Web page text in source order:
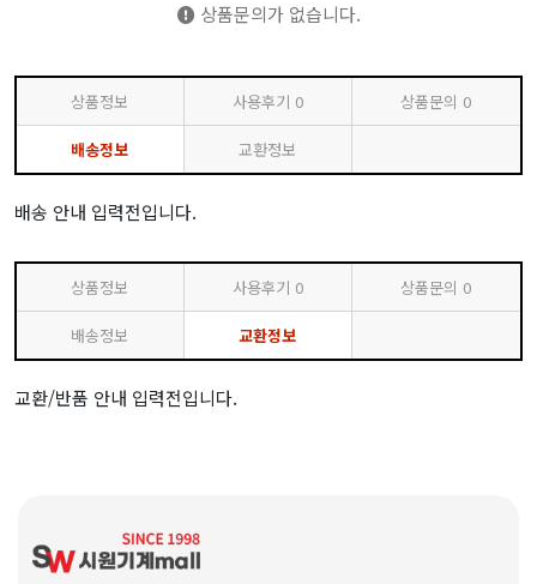
상품문의가 없습니다.
상품정보 사용후기 0 상품문의 0
배송정보 교환정보
배송 안내 입력전입니다.
상품정보 사용후기 0 상품문의 0
배송정보 교환정보
교환/반품 안내 입력전입니다.